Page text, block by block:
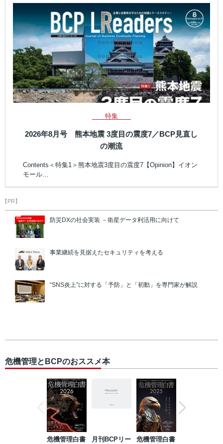
特集
2026年8月号 熊本地震 3度目の震度7／BCP見直し
の潮流
Contents＜特集1＞熊本地震3度目の震度7【Opinion】イオン
モール…
【PR】
防災DXの社会実装 －衛星データ利活用に向けて
事業継続を見据えたセキュリティを考える
“SNS炎上”に対する「予防」と「初動」を専門家が解説
危機管理とBCPのおススメ本
危機管理白書
月刊BCPリー
危機管理白書